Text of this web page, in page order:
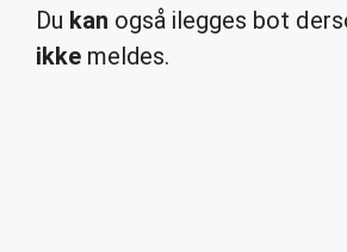
Du kan også ilegges bot
ikke meldes.